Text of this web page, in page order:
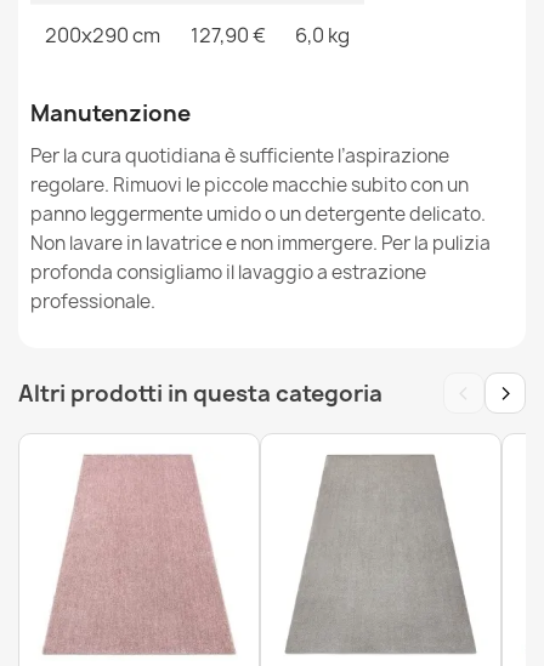
Tappeto lavabile MIRO .804 Telaio, greco antiscivolo -
nero / bianca
26,90 €
Tappeto lavabile MIRO .810 Geometrico antiscivolo -
Tappeto lavabile MIRO .812 Astrazione antiscivolo -
grigio chiaro
200x290 cm 127,90 € 6,0 kg
Manutenzione
Per la cura quotidiana è sufficiente l’aspirazione
regolare. Rimuovi le piccole macchie subito con un
panno leggermente umido o un detergente delicato.
Non lavare in lavatrice e non immergere. Per la pulizia
profonda consigliamo il lavaggio a estrazione
professionale.
Altri prodotti in questa categoria ‹ ›